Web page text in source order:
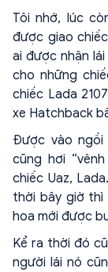
Tôi nhớ, lúc
được giao
ai được nhận
cho những
chiếc Lada
xe Hatchback
Được vào ngồi
cũng hơi
chiếc Uaz,
thời bây giờ thì
hoa mới được
Kể ra thời đó
người lái nó